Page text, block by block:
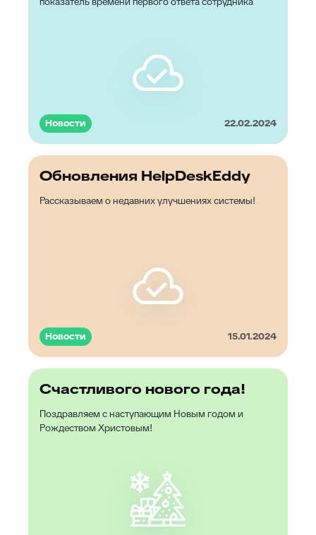
Новости 22.02.2024
Обновления HelpDeskEddy
Рассказываем о недавних улучшениях системы!
Новости 15.01.2024
Счастливого нового года!
Поздравляем с наступающим Новым годом и
Рождеством Христовым!